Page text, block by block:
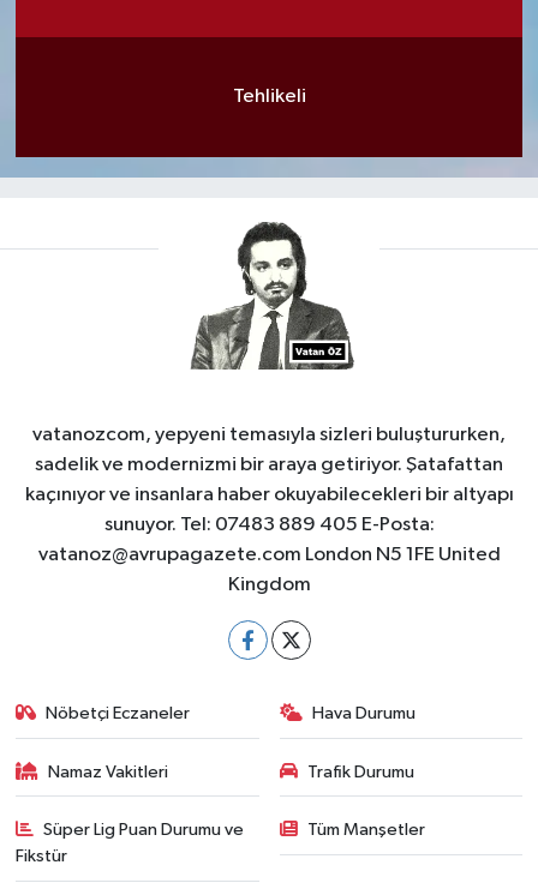
Tehlikeli
vatanozcom, yepyeni temasıyla sizleri buluştururken,
sadelik ve modernizmi bir araya getiriyor. Şatafattan
kaçınıyor ve insanlara haber okuyabilecekleri bir altyapı
sunuyor. Tel: 07483 889 405 E-Posta:
vatanoz@avrupagazete.com London N5 1FE United
Kingdom
Nöbetçi Eczaneler Hava Durumu
Namaz Vakitleri Trafik Durumu
Süper Lig Puan Durumu ve
Fikstür
Tüm Manşetler